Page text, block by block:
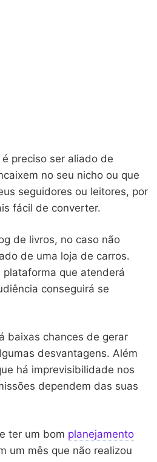
preciso ser aliado de
no seu nicho ou que
seguidores ou leitores, por
fácil de converter.
de livros, no caso não
de uma loja de carros.
plataforma que atenderá
conseguirá se
baixas chances de gerar
desvantagens. Além
há imprevisibilidade nos
dependem das suas
ter um bom planejamento
um mês que não realizou